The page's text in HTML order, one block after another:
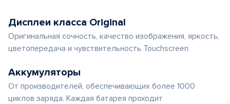
Дисплеи класса Original
Оригинальная сочность, качество изображения, яркость,
цветопередача и чувствительность Touchscreen
Аккумуляторы
От производителей, обеспечивающих более 1000
циклов заряда. Каждая батарея проходит